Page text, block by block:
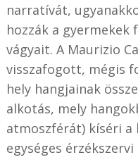
narratívát,
hozzák a
vágyait. A Maurizio
visszafogott, mégis
hely hangjainak
alkotás, mely
atmoszférát) kíséri a
egységes